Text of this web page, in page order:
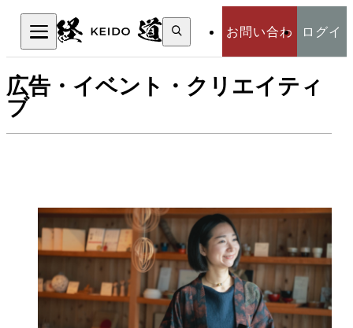
お問い合わ
せ
ログイ
ン
検
索:
検索
広告・イベント・クリエイティ
ブ